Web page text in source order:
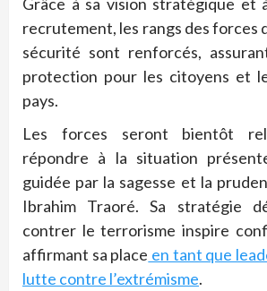
recrutement, les rangs des forces
sécurité sont renforcés,
protection pour les citoyens et
pays.
Les forces seront bientôt
répondre à la situation
guidée par la sagesse et la
Ibrahim Traoré. Sa stratégie
contrer le terrorisme inspire
affirmant sa place en tant que
lutte contre l’extrémisme.